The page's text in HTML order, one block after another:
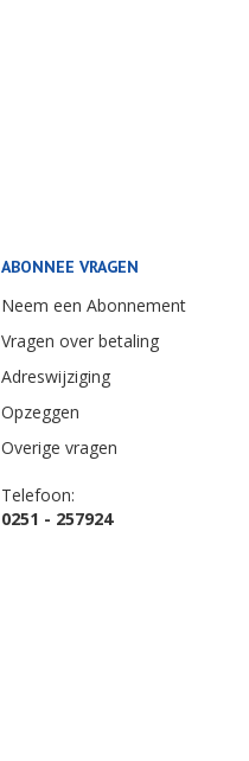
ABONNEE VRAGEN
Neem een Abonnement
Vragen over betaling
Adreswijziging
Opzeggen
Overige vragen
Telefoon:
0251 - 257924